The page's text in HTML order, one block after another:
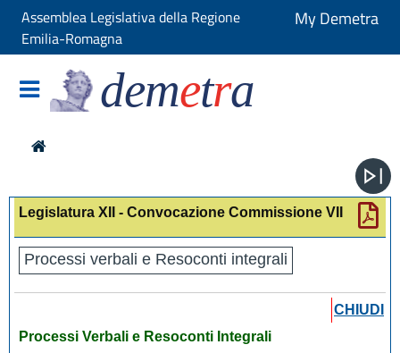
Assemblea Legislativa della Regione
Emilia-Romagna
My Demetra
demetra
Legislatura XII - Convocazione Commissione VII
Processi verbali e Resoconti integrali
CHIUDI
Processi Verbali e Resoconti Integrali